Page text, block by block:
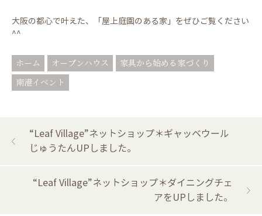
大阪の都心で叶えた、「屋上庭園のある家」をぜひご覧ください
^^
ホーム オープンハウス
家具から始める家づくり
南港イベント
“Leaf Village”ネットショップ＊ギャッベウール
じゅうたんUPしました。
“Leaf Village”ネットショップ＊ダイニングチェ
アをUPしました。